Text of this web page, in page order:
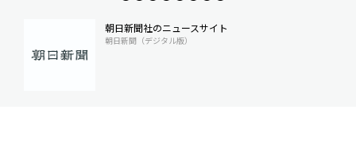
朝日新聞社のニュースサイト
朝日新聞（デジタル版）